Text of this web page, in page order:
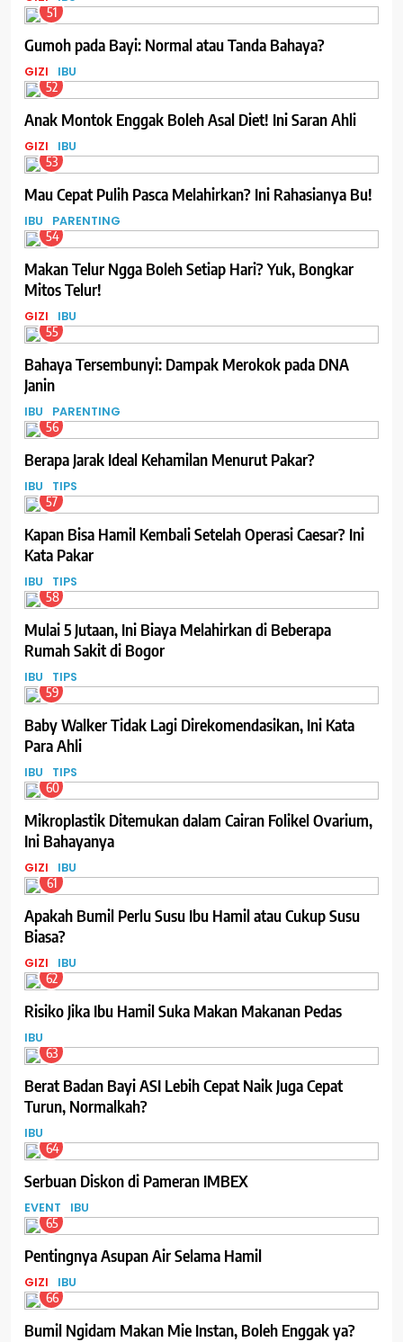
51
Gumoh pada Bayi: Normal atau Tanda Bahaya?
GIZI IBU
52
Anak Montok Enggak Boleh Asal Diet! Ini Saran Ahli
GIZI IBU
53
Mau Cepat Pulih Pasca Melahirkan? Ini Rahasianya Bu!
IBU PARENTING
54
Makan Telur Ngga Boleh Setiap Hari? Yuk, Bongkar
Mitos Telur!
GIZI IBU
55
Bahaya Tersembunyi: Dampak Merokok pada DNA
Janin
IBU PARENTING
56
Berapa Jarak Ideal Kehamilan Menurut Pakar?
IBU TIPS
57
Kapan Bisa Hamil Kembali Setelah Operasi Caesar? Ini
Kata Pakar
IBU TIPS
58
Mulai 5 Jutaan, Ini Biaya Melahirkan di Beberapa
Rumah Sakit di Bogor
IBU TIPS
59
Baby Walker Tidak Lagi Direkomendasikan, Ini Kata
Para Ahli
IBU TIPS
60
Mikroplastik Ditemukan dalam Cairan Folikel Ovarium,
Ini Bahayanya
GIZI IBU
61
Apakah Bumil Perlu Susu Ibu Hamil atau Cukup Susu
Biasa?
GIZI IBU
62
Risiko Jika Ibu Hamil Suka Makan Makanan Pedas
IBU
63
Berat Badan Bayi ASI Lebih Cepat Naik Juga Cepat
Turun, Normalkah?
IBU
64
Serbuan Diskon di Pameran IMBEX
EVENT IBU
65
Pentingnya Asupan Air Selama Hamil
GIZI IBU
66
Bumil Ngidam Makan Mie Instan, Boleh Enggak ya?